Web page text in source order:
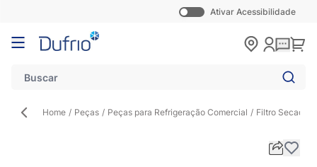
Ativar Acessibilidade
Pular para o conteúdo
Home / Peças / Peças para Refrigeração Comercial / Filtro Secador